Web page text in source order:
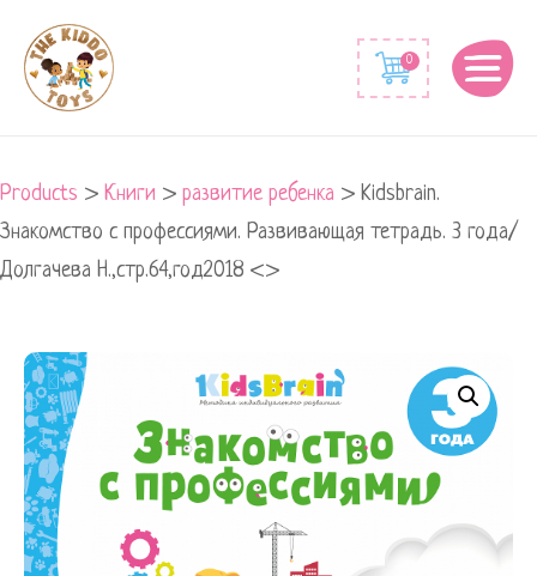
0
Products > Книги > развитие ребенка > Kidsbrain.
Знакомство с профессиями. Развивающая тетрадь. 3 года/
Долгачева Н.,стр.64,год2018 <>